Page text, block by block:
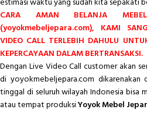
estimasi waktu yang sudah kita sepakati
CARA AMAN BELANJA
(yoyokmebeljepara.com), KAMI
VIDEO CALL TERLEBIH DAHULU
KEPERCAYAAN DALAM BERTRANSAKSI.
Dengan Live Video Call customer akan
di yoyokmebeljepara.com
tinggal di seluruh wilayah Indonesia bisa
atau tempat produksiYoyok Mebel